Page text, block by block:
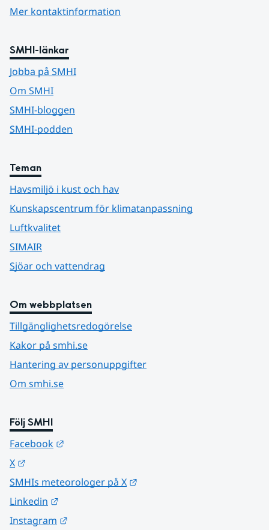
Mer kontaktinformation
SMHI-länkar
Jobba på SMHI
Om SMHI
SMHI-bloggen
SMHI-podden
Teman
Havsmiljö i kust och hav
Kunskapscentrum för klimatanpassning
Luftkvalitet
SIMAIR
Sjöar och vattendrag
Om webbplatsen
Tillgänglighetsredogörelse
Kakor på smhi.se
Hantering av personuppgifter
Om smhi.se
Följ SMHI
Facebook
X
SMHIs meteorologer på X
Linkedin
Instagram